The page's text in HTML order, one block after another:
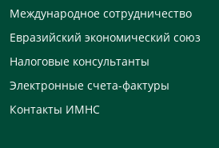
Международное сотрудничество
Евразийский экономический союз
Налоговые консультанты
Электронные счета-фактуры
Контакты ИМНС